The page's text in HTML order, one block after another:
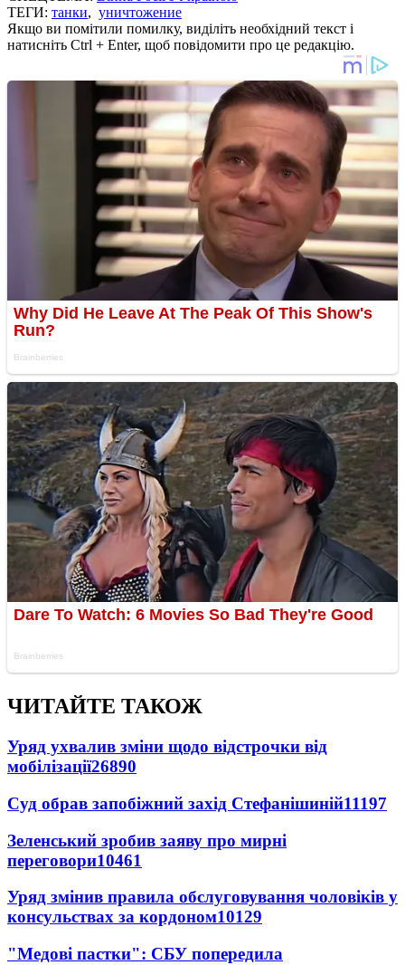
ТЕГИ: танки, уничтожение
Якщо ви помітили помилку, виділіть необхідний текст і
натисніть Ctrl + Enter, щоб повідомити про це редакцію.
ЧИТАЙТЕ ТАКОЖ
Уряд ухвалив зміни щодо відстрочки від
мобілізації26890
Суд обрав запобіжний захід Стефанішиній11197
Зеленський зробив заяву про мирні
переговори10461
Уряд змінив правила обслуговування чоловіків у
консульствах за кордоном10129
"Медові пастки": СБУ попередила